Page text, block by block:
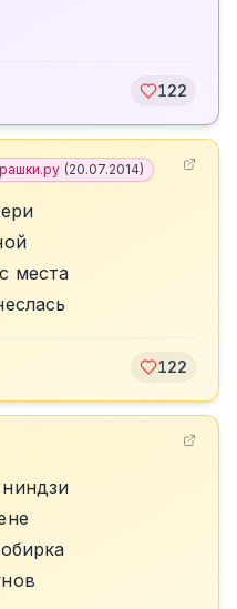
122
(20.07.2014)
места
122